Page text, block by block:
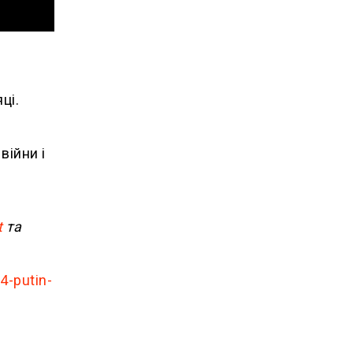
і
та
putin-